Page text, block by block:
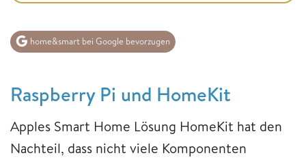
home&smart bei Google bevorzugen
Raspberry Pi und HomeKit
Apples Smart Home Lösung HomeKit hat den
Nachteil, dass nicht viele Komponenten